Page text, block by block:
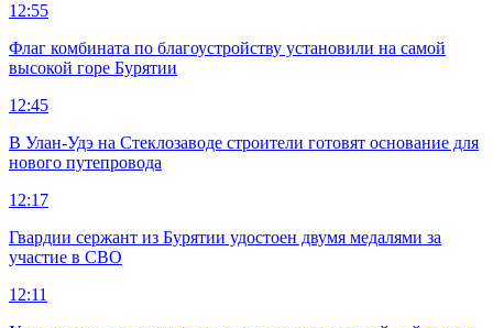
12:55
Флаг комбината по благоустройству установили на самой
высокой горе Бурятии
12:45
В Улан-Удэ на Стеклозаводе строители готовят основание для
нового путепровода
12:17
Гвардии сержант из Бурятии удостоен двумя медалями за
участие в СВО
12:11